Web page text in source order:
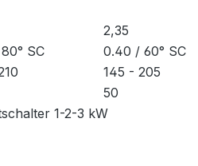
2,35
SC 0.40 / 60° SC
145 - 205
50
1-2-3 kW